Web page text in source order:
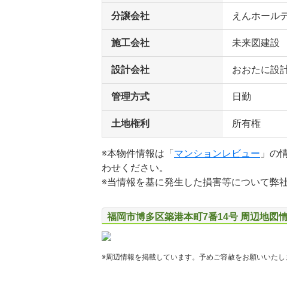
分譲会社 えんホール
施工会社 未来図建設
設計会社 おおたに設
管理方式 日勤
土地権利 所有権
※本物件情報は「 マンションレビュー 」の
わせください。
※当情報を基に発生した損害等について弊
福岡市博多区築港本町7番14号 周辺地図
※周辺情報を掲載しています。予めご容赦をお願いいたし